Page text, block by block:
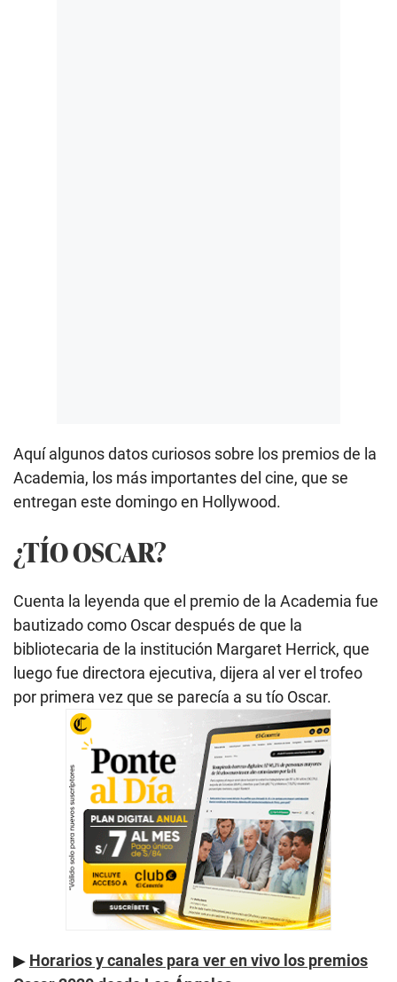
Aquí algunos datos curiosos sobre los premios de la
Academia, los más importantes del cine, que se
entregan este domingo en Hollywood.
¿TÍO OSCAR?
Cuenta la leyenda que el premio de la Academia fue
bautizado como Oscar después de que la
bibliotecaria de la institución Margaret Herrick, que
luego fue directora ejecutiva, dijera al ver el trofeo
por primera vez que se parecía a su tío Oscar.
▶ Horarios y canales para ver en vivo los premios